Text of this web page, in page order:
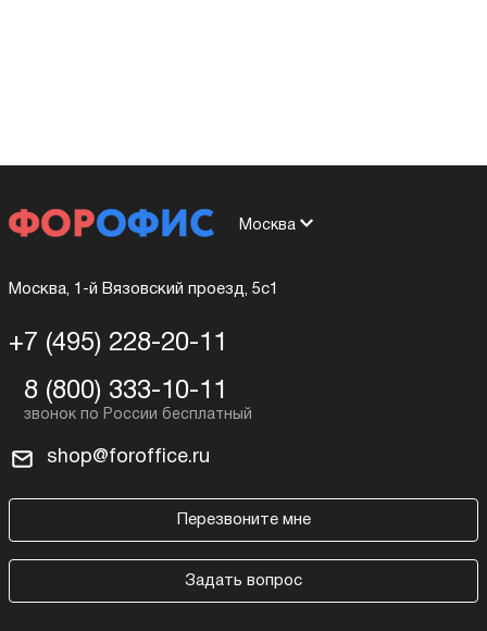
Москва
Москва, 1-й Вязовский проезд, 5с1
+7 (495) 228-20-11
8 (800) 333-10-11
shop@foroffice.ru
Перезвоните мне
Задать вопрос